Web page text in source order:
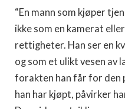
“En mann som kjøper
ikke som en kamerat
rettigheter. Han ser en
og som et ulikt vesen av
forakten han får for
han har kjøpt, påvirker